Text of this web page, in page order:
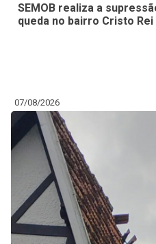
SEMOB realiza a
queda no bairro Cristo Rei
07/08/2026